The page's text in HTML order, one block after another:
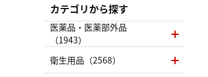
カテゴリから探す
医薬品・医薬部外品
（1943）
衛生用品（2568）